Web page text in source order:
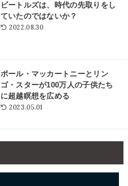
ビートルズは、時代の先取りをし
ていたのではないか？
2022.08.30
ポール・マッカートニーとリン
ゴ・スターが100万人の子供たち
に超越瞑想を広める
2023.05.01